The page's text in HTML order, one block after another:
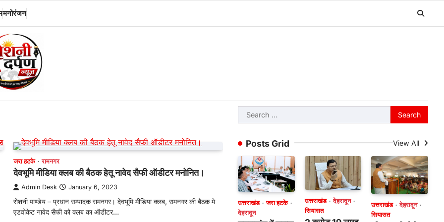
मनोरंजन
जरा हटके रामनगर
देवभूमि मीडिया क्लब की बैठक हेतू नावेद सैफी ऑडीटर मनोनित।
Admin Desk January 6, 2023
रोशनी पाण्डेय – प्रधान सम्पादक रामनगर। देवभूमि मीडिया क्लब, रामनगर की बैठक मे
एडवोकेट नावेद सैफी को क्लब का ऑडीटर…
Search
for:
Posts Grid View All
उत्तराखंड
जरा हटके
देहरादून
उत्तराखंड
देहरादून
सियासत
उत्तराखंड
देहरादून
सियासत